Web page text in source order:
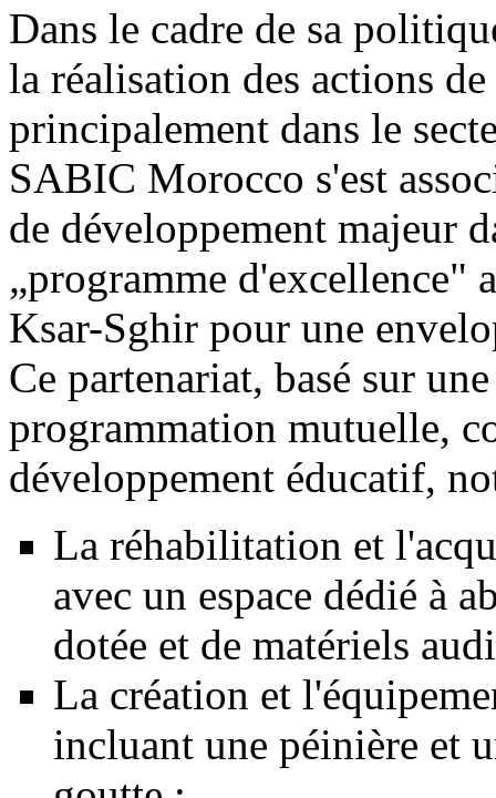
Dans le cadre de sa
la réalisation des actions
principalement dans le
SABIC Morocco s'est
de développement majeur
„programme d'excellence"
Ksar-Sghir pour une
Ce partenariat, basé sur
programmation mutuelle,
développement éducatif,
La réhabilitation et
avec un espace dédié à
dotée et de matériels
La création et
incluant une péinière et